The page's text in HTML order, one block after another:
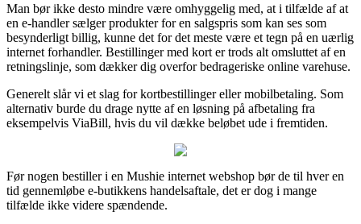
Man bør ikke desto mindre være omhyggelig med, at i tilfælde af at
en e-handler sælger produkter for en salgspris som kan ses som
besynderligt billig, kunne det for det meste være et tegn på en uærlig
internet forhandler. Bestillinger med kort er trods alt omsluttet af en
retningslinje, som dækker dig overfor bedrageriske online varehuse.
Generelt slår vi et slag for kortbestillinger eller mobilbetaling. Som
alternativ burde du drage nytte af en løsning på afbetaling fra
eksempelvis ViaBill, hvis du vil dække beløbet ude i fremtiden.
Før nogen bestiller i en Mushie internet webshop bør de til hver en
tid gennemløbe e-butikkens handelsaftale, det er dog i mange
tilfælde ikke videre spændende.